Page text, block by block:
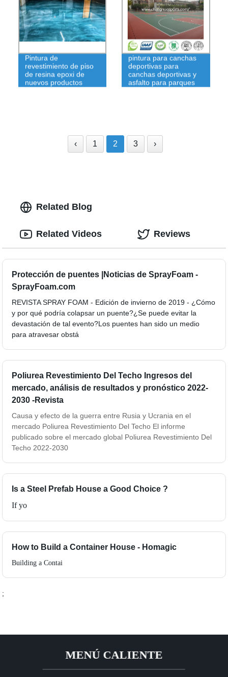
Pintura de
revestimiento de piso
de resina epoxi de
nuevos productos
Suelos de goma de
pintura para canchas
deportivas para
canchas deportivas y
asfalto para parques
‹ 1 2 3 ›
Related Blog
Protección de puentes |Noticias de SprayFoam -
SprayFoam.com
REVISTA SPRAY FOAM - Edición de invierno de 2019 - ¿Cómo
y por qué podría colapsar un puente?¿Se puede evitar la
devastación de tal evento?Los puentes han sido un medio
para atravesar obstá
Poliurea Revestimiento Del Techo Ingresos del
mercado, análisis de resultados y pronóstico 2022-
2030 -Revista
Causa y efecto de la guerra entre Rusia y Ucrania en el
mercado Poliurea Revestimiento Del Techo El informe
publicado sobre el mercado global Poliurea Revestimiento Del
Techo 2022-2030
Is a Steel Prefab House a Good Choice ?
If yo
How to Build a Container House - Homagic
Building a Contai
;
Related Videos Reviews
MENÚ CALIENTE